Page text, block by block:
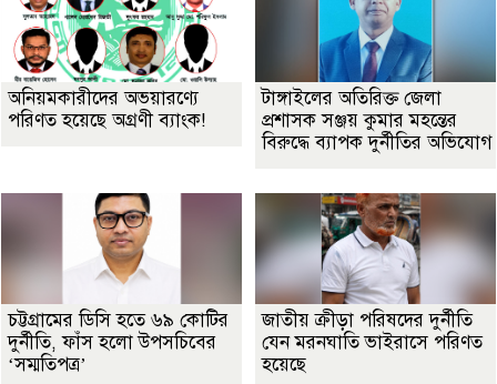
অনিয়মকারীদের অভয়ারণ্যে
পরিণত হয়েছে অগ্রণী ব্যাংক!
টাঙ্গাইলের অতিরিক্ত জেলা
প্রশাসক সঞ্জয় কুমার মহন্তের
বিরুদ্ধে ব্যাপক দুর্নীতির অভিযোগ
চট্টগ্রামের ডিসি হতে ৬৯ কোটির
দুর্নীতি, ফাঁস হলো উপসচিবের
‘সম্মতিপত্র’
জাতীয় ক্রীড়া পরিষদের দুর্নীতি
যেন মরনঘাতি ভাইরাসে পরিণত
হয়েছে